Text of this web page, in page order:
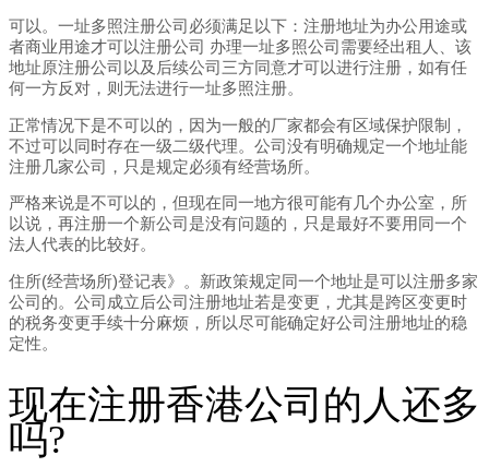
可以。一址多照注册公司必须满足以下：注册地址为办公用途或
者商业用途才可以注册公司 办理一址多照公司需要经出租人、该
地址原注册公司以及后续公司三方同意才可以进行注册，如有任
何一方反对，则无法进行一址多照注册。
正常情况下是不可以的，因为一般的厂家都会有区域保护限制，
不过可以同时存在一级二级代理。公司没有明确规定一个地址能
注册几家公司，只是规定必须有经营场所。
严格来说是不可以的，但现在同一地方很可能有几个办公室，所
以说，再注册一个新公司是没有问题的，只是最好不要用同一个
法人代表的比较好。
住所(经营场所)登记表》。新政策规定同一个地址是可以注册多家
公司的。公司成立后公司注册地址若是变更，尤其是跨区变更时
的税务变更手续十分麻烦，所以尽可能确定好公司注册地址的稳
定性。
现在注册香港公司的人还多
吗?